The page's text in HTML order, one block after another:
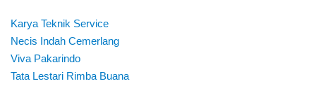
Karya Teknik Service
Necis Indah Cemerlang
Viva Pakarindo
Tata Lestari Rimba Buana